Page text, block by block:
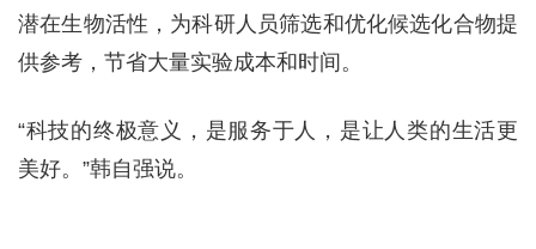
潜在生物活性，为科研人员筛选和优化候选化合物提
供参考，节省大量实验成本和时间。
“科技的终极意义，是服务于人，是让人类的生活更
美好。”韩自强说。